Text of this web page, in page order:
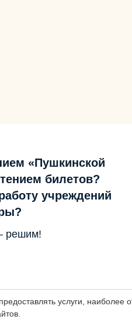
услуги,
«Пушкинской
билетов?
учреждений
решим!